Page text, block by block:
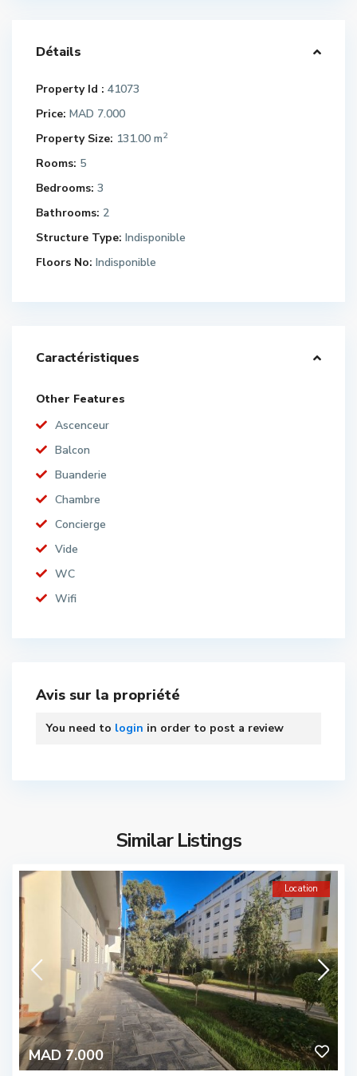
Détails
Property Id : 41073
Price: MAD 7.000
Property Size: 131.00 m2
Rooms: 5
Bedrooms: 3
Bathrooms: 2
Structure Type: Indisponible
Floors No: Indisponible
Caractéristiques
Other Features
Ascenceur
Balcon
Buanderie
Chambre
Concierge
Vide
WC
Wifi
Avis sur la propriété
You need to login in order to post a review
Similar Listings
MAD 7.000
Location